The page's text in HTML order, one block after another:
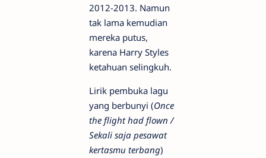
2012-2013. Namun
tak lama kemudian
mereka putus,
karena Harry Styles
ketahuan selingkuh.
Lirik pembuka lagu
yang berbunyi (Once
the flight had flown /
Sekali saja pesawat
kertasmu terbang)